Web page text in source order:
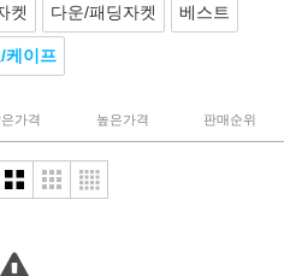
켓 다운/패딩자켓 베스트
케이프
가격 높은가격 판매순위